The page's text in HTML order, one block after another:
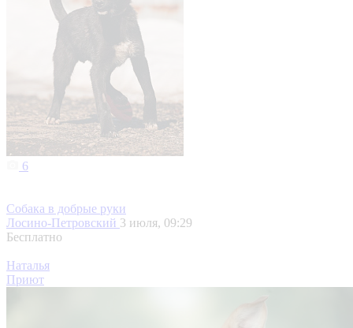
6
Собака в добрые руки
Лосино-Петровский 3 июля, 09:29
Бесплатно
Наталья
Приют